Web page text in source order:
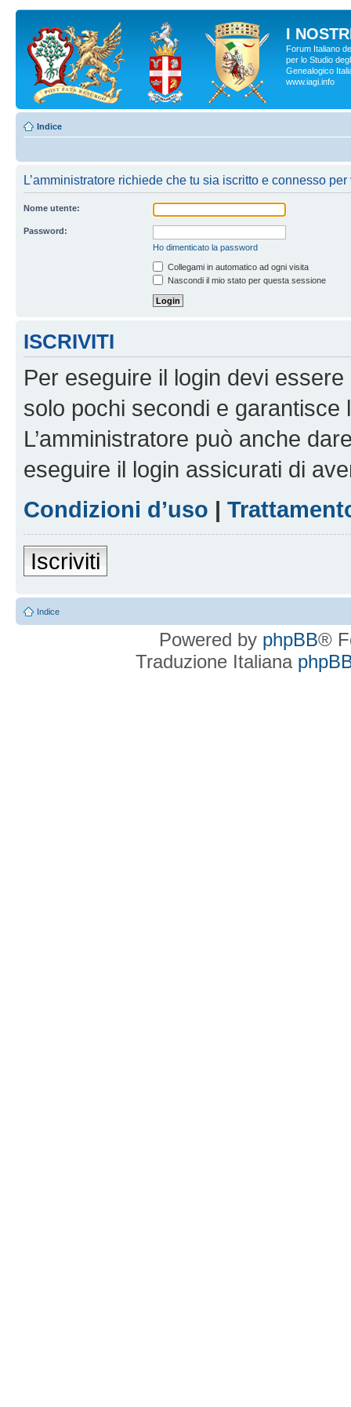
I
Forum Italiano
per lo Studio
Genealogico
www.iagi.info
Indice
L’amministratore richiede che tu sia iscritto e connesso
Nome utente:
Password:
Ho dimenticato la password
Collegami in automatico ad ogni visita
Nascondi il mio stato per questa sessione
ISCRIVITI
Per eseguire il login devi
solo pochi secondi e garantisce
L’amministratore può anche
eseguire il login assicurati di
Condizioni d’uso |
Iscriviti
Indice
Powered by phpBB®
Traduzione Italiana